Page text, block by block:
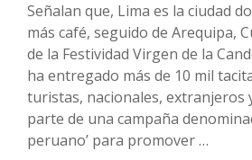
Señalan que, Lima es la ciudad
más café, seguido de Arequipa,
de la Festividad Virgen de la
ha entregado más de 10 mil
turistas, nacionales, extranjeros
parte de una campaña
peruano’ para promover …